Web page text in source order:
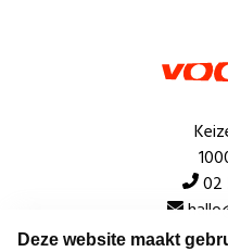
Deze website maakt
02